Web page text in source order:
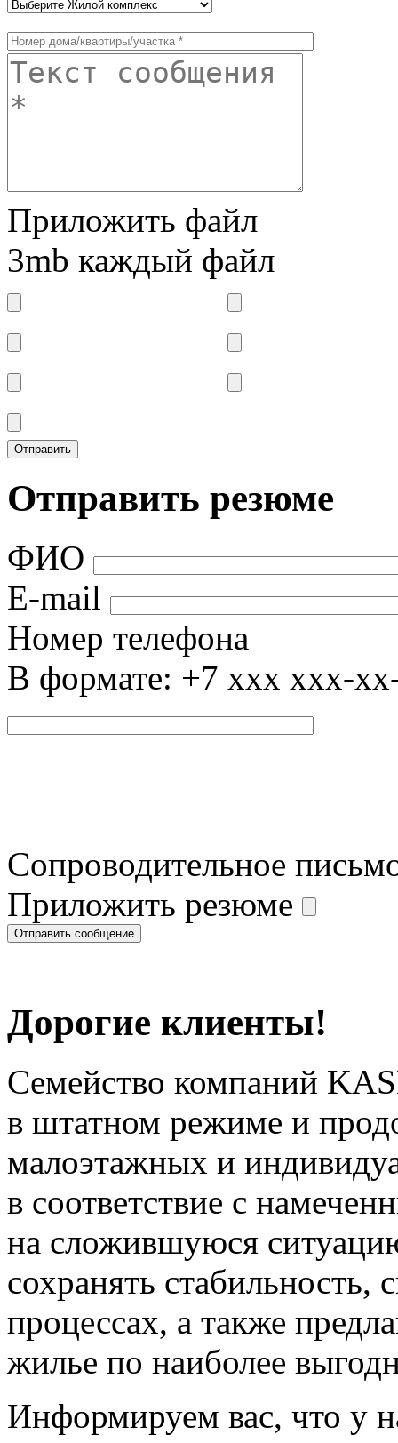
Приложить файл
3mb каждый файл
Отправить резюме
ФИО
E-mail
Номер телефона
В формате: +7 xxx xxx-
Сопроводительное
Приложить резюме
Дорогие клиенты!
Семейство компаний
в штатном режиме и
малоэтажных и
в соответствие с
на сложившуюся
сохранять стабильность,
процессах, а также
жилье по наиболее
Информируем вас, что у